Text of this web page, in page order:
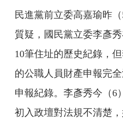
民進黨前立委高嘉瑜昨
質疑，國民黨立委李彥
10筆住址的歷史紀錄，
的公職人員財產申報完
申報紀錄。李彥秀今（6
初入政壇對法規不清楚